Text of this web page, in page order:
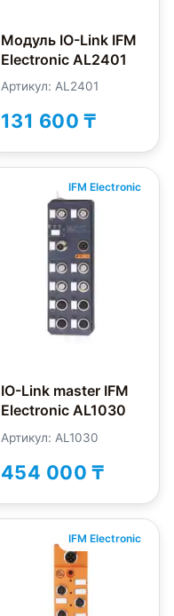
Модуль IO-Link IFM
Electronic AL2401
Артикул: AL2401
131 600 ₸
IFM Electronic
IO-Link master IFM
Electronic AL1030
Артикул: AL1030
454 000 ₸
IFM Electronic